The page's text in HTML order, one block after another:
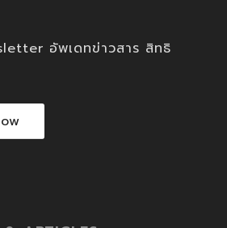
อัพเดทข่าวสาร สิทธิ